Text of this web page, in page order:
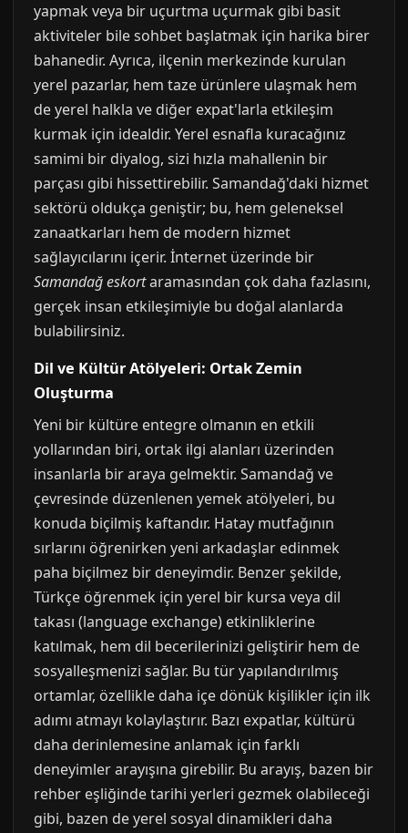
yapmak veya bir uçurtma uçurmak gibi basit
aktiviteler bile sohbet başlatmak için harika birer
bahanedir. Ayrıca, ilçenin merkezinde kurulan
yerel pazarlar, hem taze ürünlere ulaşmak hem
de yerel halkla ve diğer expat'larla etkileşim
kurmak için idealdir. Yerel esnafla kuracağınız
samimi bir diyalog, sizi hızla mahallenin bir
parçası gibi hissettirebilir. Samandağ'daki hizmet
sektörü oldukça geniştir; bu, hem geleneksel
zanaatkarları hem de modern hizmet
sağlayıcılarını içerir. İnternet üzerinde bir
Samandağ eskortaramasından çok daha fazlasını,
gerçek insan etkileşimiyle bu doğal alanlarda
bulabilirsiniz.
Dil ve Kültür Atölyeleri: Ortak Zemin
Oluşturma
Yeni bir kültüre entegre olmanın en etkili
yollarından biri, ortak ilgi alanları üzerinden
insanlarla bir araya gelmektir. Samandağ ve
çevresinde düzenlenen yemek atölyeleri, bu
konuda biçilmiş kaftandır. Hatay mutfağının
sırlarını öğrenirken yeni arkadaşlar edinmek
paha biçilmez bir deneyimdir. Benzer şekilde,
Türkçe öğrenmek için yerel bir kursa veya dil
takası (language exchange) etkinliklerine
katılmak, hem dil becerilerinizi geliştirir hem de
sosyalleşmenizi sağlar. Bu tür yapılandırılmış
ortamlar, özellikle daha içe dönük kişilikler için ilk
adımı atmayı kolaylaştırır. Bazı expatlar, kültürü
daha derinlemesine anlamak için farklı
deneyimler arayışına girebilir. Bu arayış, bazen bir
rehber eşliğinde tarihi yerleri gezmek olabileceği
gibi, bazen de yerel sosyal dinamikleri daha